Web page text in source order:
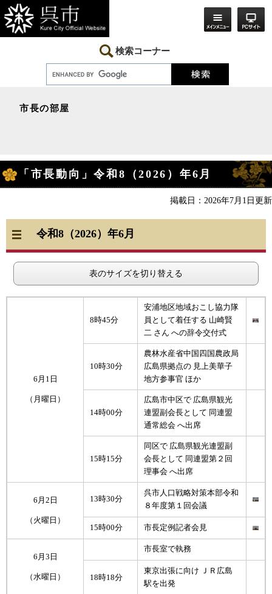
ー
ジ
の
ニ
ュ
ー
検索コーナー
市長の部屋
文
「市長動向」令和8（2026）年6月
掲載日：2026年7月1日更新
令和8（2026）年6月
表のサイズを切り替える
6月1日
（月曜日）
8時45分
安浦地区地域おこし協力隊
員として着任する 山崎賢
二 さん への辞令交付式
10時30分
農林水産省中国四国農政局
広島県拠点の 見上美華子
地方参事官 ほか
14時00分
広島市中区で 広島県観光
連盟副会長として 同連盟
通常総会 へ出席
15時15分
同区で 広島県観光連盟副
会長として 同連盟第２回
理事会 へ出席
6月2日
（火曜日）
13時30分
呉市人口戦略対策本部令和
８年度第１回会議
15時00分 市長定例記者会見
6月3日
（水曜日）
市長室で執務
18時18分
東京出張に向け ＪＲ広島
駅を出発